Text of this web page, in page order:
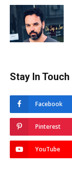
Stay In Touch
Facebook
Pinterest
YouTube